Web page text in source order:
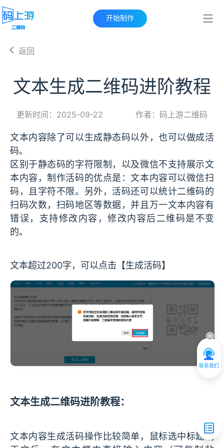
开始制作
联系我们
返回
文本生成二维码进阶教程
更新时间：2025-09-22 作者：码上游二维码
文本内容除了可以生成静态码以外，也可以做成活
码。
区别于静态码的字符限制，以及微信不支持展示文
本内容，制作活码的优点是：文本内容可以微信扫
码，且字符不限。另外，活码还可以统计二维码的
扫码次数，扫码地区等数据，并且万一文本内容有
错误，支持修改内容，修改内容后二维码是不变
的。
文本超过200字，可以点击【生成活码】
文本生成二维码进阶教程：
文本内容生成活码操作比较简单，鼠标选中标题或